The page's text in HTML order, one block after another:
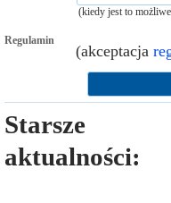
(kiedy jest to
Regulamin
(akceptacja
Starsze
aktualności: